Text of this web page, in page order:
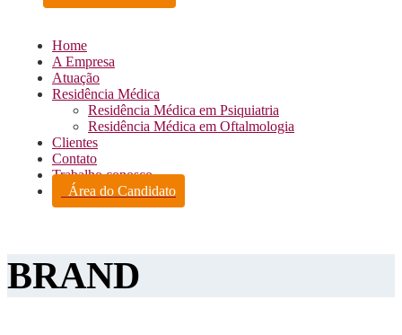
Home
A Empresa
Atuação
Residência Médica
Residência Médica em Psiquiatria
Residência Médica em Oftalmologia
Clientes
Contato
Trabalho conosco
Área do Candidato
BRAND